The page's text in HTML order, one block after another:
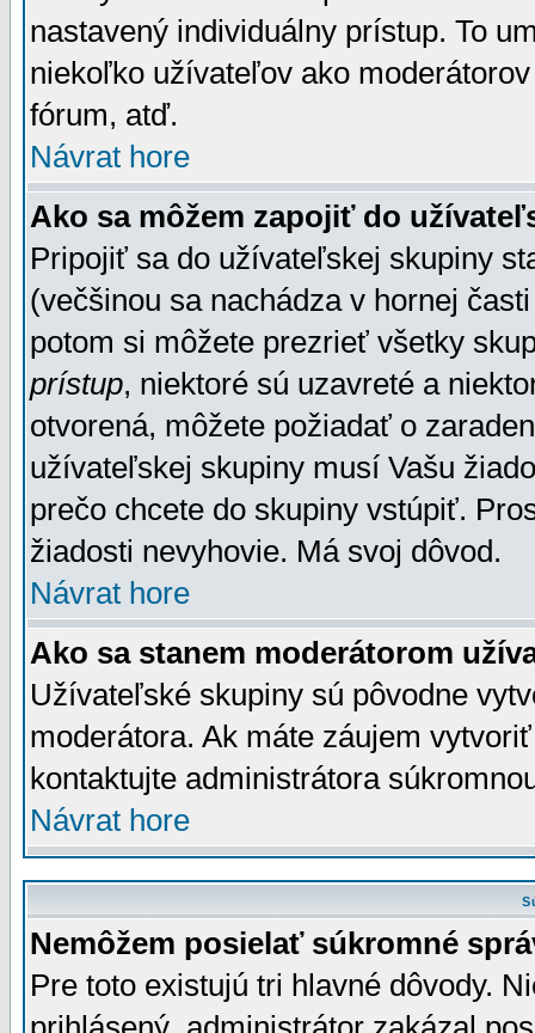
nastavený individuálny prístup. To
niekoľko užívateľov ako
fórum, atď.
Návrat hore
Ako sa môžem zapojiť do
Pripojiť sa do užívateľskej skupiny
(večšinou sa nachádza v hornej
potom si môžete prezrieť všetky
prístup, niektoré sú uzavreté a
otvorená, môžete požiadať o
užívateľskej skupiny musí Vašu
prečo chcete do skupiny vstúpiť.
žiadosti nevyhovie. Má svoj dôvod.
Návrat hore
Ako sa stanem moderátorom
Užívateľské skupiny sú pôvodne
moderátora. Ak máte záujem
kontaktujte administrátora
Návrat hore
Nemôžem posielať súkromné
Pre toto existujú tri hlavné dôvody.